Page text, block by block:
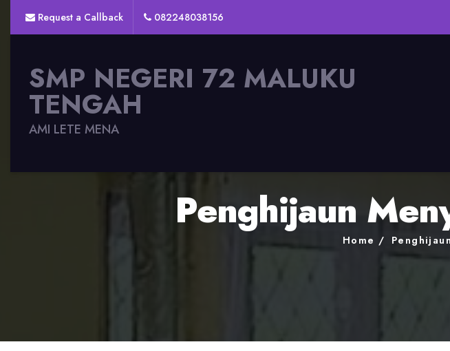
Request a Callback 082248038156
SMP NEGERI 72 MALUKU
TENGAH
AMI LETE MENA
Penghijaun
Home